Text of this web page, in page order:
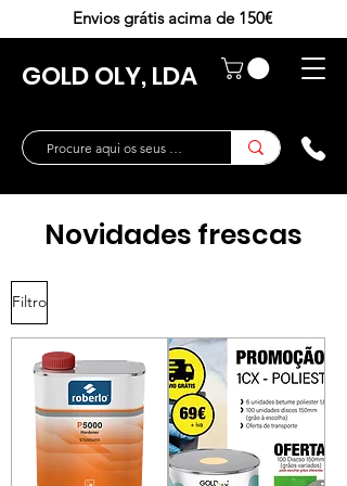
GOLD OLY, LDA
Envios grátis acima de 150€
Novidades frescas
Filtro